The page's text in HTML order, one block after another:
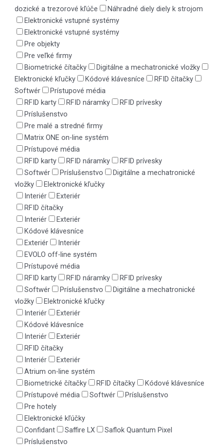
dozické a trezorové kľúče
Náhradné diely diely k strojom
Elektronické vstupné systémy
Elektronické vstupné systémy
Pre objekty
Pre veľké firmy
Biometrické čítačky
Digitálne a mechatronické vložky
Elektronické kľučky
Kódové klávesníce
RFID čítačky
Softwér
Prístupové média
RFID karty
RFID náramky
RFID prívesky
Príslušenstvo
Pre malé a stredné firmy
Matrix ONE on-line systém
Prístupové média
RFID karty
RFID náramky
RFID prívesky
Softwér
Príslušenstvo
Digitálne a mechatronické
vložky
Elektronické kľučky
Interiér
Exteriér
RFID čítačky
Interiér
Exteriér
Kódové klávesníce
Exteriér
Interiér
EVOLO off-line systém
Prístupové média
RFID karty
RFID náramky
RFID prívesky
Softwér
Príslušenstvo
Digitálne a mechatronické
vložky
Elektronické kľučky
Interiér
Exteriér
Kódové klávesníce
Interiér
Exteriér
RFID čítačky
Interiér
Exteriér
Atrium on-line systém
Biometrické čítačky
RFID čítačky
Kódové klávesníce
Prístupové média
Softwér
Príslušenstvo
Pre hotely
Elektronické kľúčky
Confidant
Saffire LX
Saflok Quantum Pixel
Príslušenstvo